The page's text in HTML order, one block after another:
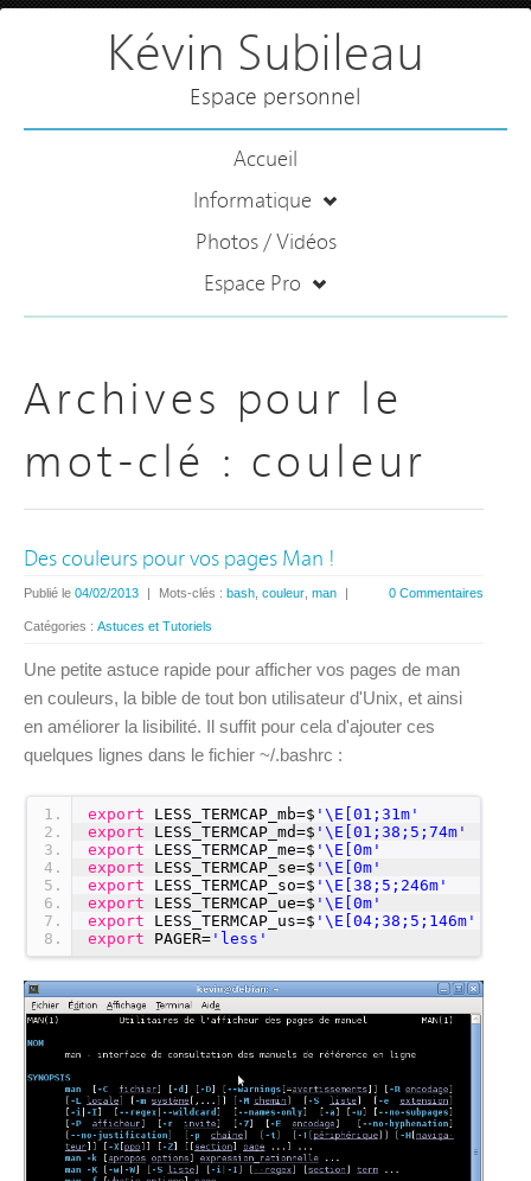
Kévin Subileau
Espace personnel
Accueil
Informatique
Photos / Vidéos
Espace Pro
Archives pour le
mot-clé : couleur
Des couleurs pour vos pages Man !
0 Commentaires
Publié le 04/02/2013 | Mots-clés : bash couleur man |
Catégories : Astuces et Tutoriels
Une petite astuce rapide pour afficher vos pages de man
en couleurs, la bible de tout bon utilisateur d'Unix, et ainsi
en améliorer la lisibilité. Il suffit pour cela d'ajouter ces
quelques lignes dans le fichier ~/.bashrc :
1
2
3
4
5
6
7
8
export LESS_TERMCAP_mb=$ '\E[01;31m'
export
LESS_TERMCAP_md=$ '\E[01;38;5;74m'
export
LESS_TERMCAP_me=$ '\E[0m'
export
LESS_TERMCAP_se=$ '\E[0m'
export
LESS_TERMCAP_so=$ '\E[38;5;246m'
export
LESS_TERMCAP_ue=$ '\E[0m'
export
LESS_TERMCAP_us=$ '\E[04;38;5;146m'
export
PAGER= 'less'